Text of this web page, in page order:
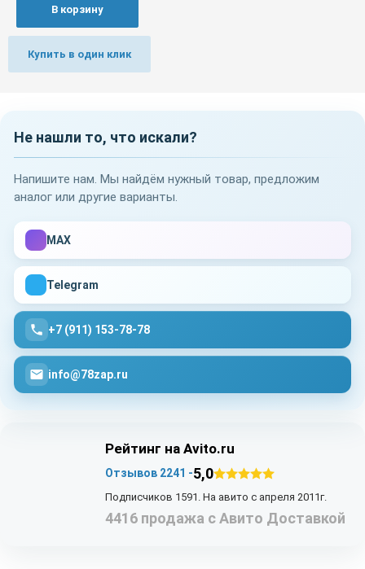
В корзину
Купить в один клик
Не нашли то, что искали?
Напишите нам. Мы найдём нужный товар, предложим
аналог или другие варианты.
MAX
Telegram
+7 (911) 153-78-78
info@78zap.ru
Рейтинг на Avito.ru
Отзывов 2241 -5,0
Подписчиков 1591. На авито с апреля 2011г.
4416 продажа с Авито Доставкой